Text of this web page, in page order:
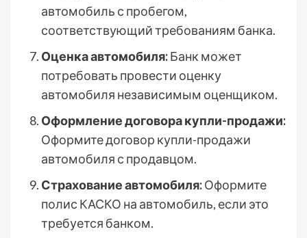
автомобиль с пробегом,
соответствующий требованиям банка.
Оценка автомобиля:Банк может
потребовать провести оценку
автомобиля независимым оценщиком.
Оформление договора купли-продажи:
Оформите договор купли-продажи
автомобиля с продавцом.
Страхование автомобиля:Оформите
полис КАСКО на автомобиль, если это
требуется банком.